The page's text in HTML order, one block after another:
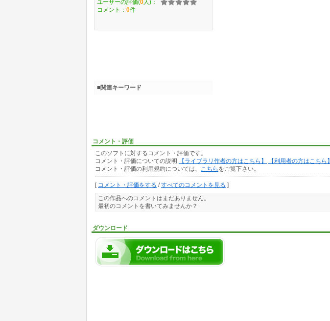
コメント・評価
このソフトに対するコメント・評価です。
コメント・評価についての説明
【ライブラリ作者の方はこちら】
【利用者の方はこちら】
コメント・評価の利用規約については、
こちら をご覧下さい。
[ コメント・評価をする /すべてのコメントを見る ]
この作品へのコメントはまだありません。
最初のコメントを書いてみませんか？
ダウンロード
ユーザーの評価(0 人)：
コメント： 0件
■関連キーワード